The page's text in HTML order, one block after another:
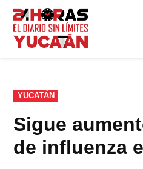
Saltar
contenido
PUBLICADO
EN
YUCATÁN
Sigue
de influenza